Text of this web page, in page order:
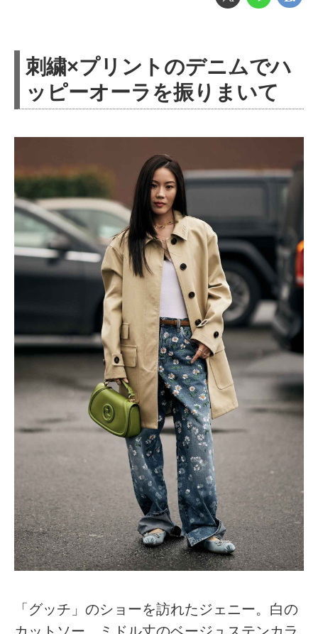
刺繍×プリントのデニムでハ
ッピーオーラを振りまいて
「グッチ」のショーを訪れたジェニー。白の